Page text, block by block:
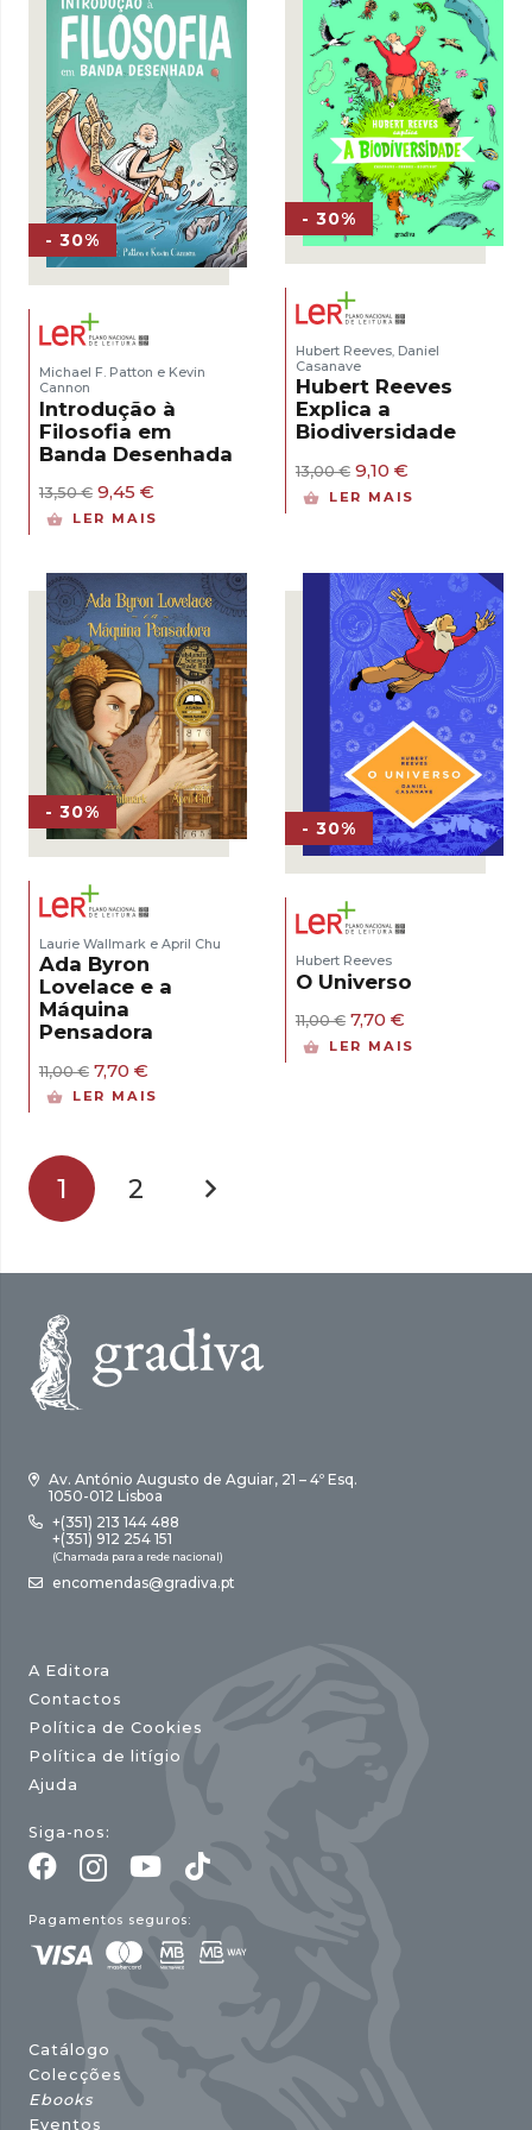
- 30%
Michael F. Patton e Kevin
Cannon
Introdução à
Filosofia em
Banda Desenhada
13,50€ O
preço
13,50 €.
9,45 €
preço
9,45 €.
LER MAIS
- 30%
Hubert Reeves Daniel
Casanave
Hubert Reeves
Explica a
Biodiversidade
13,00€ O
preço
original
9,10 €
preço
atual
LER MAIS
- 30%
Laurie Wallmark e April Chu
Ada Byron
Lovelace e a
Máquina
Pensadora
11,00€ O
preço
7,70 €
preço
LER MAIS
- 30%
Hubert Reeves
O Universo
11,00€ O
preço
7,70 €
preço
LER MAIS
1 2
Av. António Augusto de Aguiar, 21 – 4º Esq.
1050-012 Lisboa
+(351) 213 144 488
+(351) 912 254 151
(Chamada para a rede nacional)
encomendas@gradiva.pt
A Editora
Contactos
Política de Cookies
Política de litígio
Ajuda
Siga-nos:
Pagamentos seguros:
Catálogo
Colecções
Ebooks
Eventos